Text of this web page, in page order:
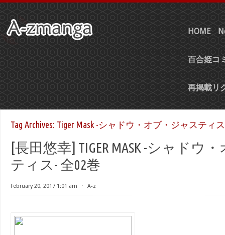
HOME
百合姫コ
再掲載リ
Tag Archives: Tiger Mask -シャドウ・オブ・ジャスティ
[長田悠幸] TIGER MASK -シャドウ
ティス- 全02巻
February 20, 2017 1:01 am ⋅ A-z